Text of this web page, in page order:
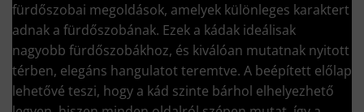
fürdőszobai megoldások, amelyek különleges karaktert
adnak a fürdőszobának. Ezek a kádak ideálisak
nagyobb fürdőszobákhoz, és kiválóan mutatnak nyitott
térben, elegáns hangulatot teremtve. A beépített előlap
lehetővé teszi, hogy a kád szinte bárhol elhelyezhető